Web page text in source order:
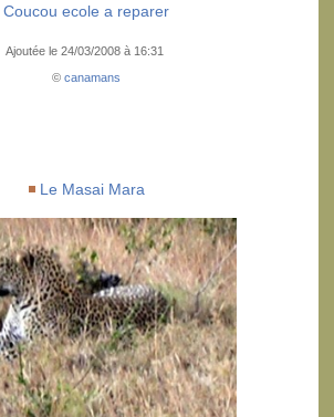
Coucou ecole a reparer
Ajoutée le 24/03/2008 à 16:31
© canamans
Le Masai Mara